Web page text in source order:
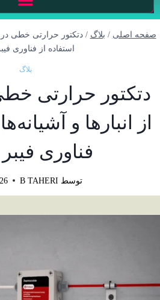
صفحه اصلی / بلاگ / دتکتور حرارتی خطی در
استفاده از فناوری
بلاگ
دتکتور حرارتی
از انبارها و
فناوری
توسط B TAHERI